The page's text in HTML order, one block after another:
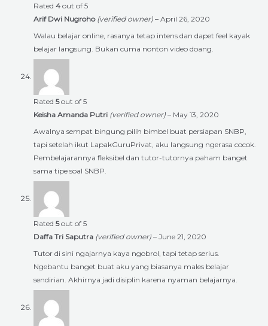
Rated 4 out of 5
Arif Dwi Nugroho (verified owner) – April 26, 2020
Walau belajar online, rasanya tetap intens dan dapet feel kayak
belajar langsung. Bukan cuma nonton video doang.
Rated 5out of 5
Keisha Amanda Putri (verified owner) – May 13, 2020
Awalnya sempat bingung pilih bimbel buat persiapan SNBP,
tapi setelah ikut LapakGuruPrivat, aku langsung ngerasa cocok.
Pembelajarannya fleksibel dan tutor-tutornya paham banget
sama tipe soal SNBP.
Rated 5out of 5
Daffa Tri Saputra (verified owner) – June 21, 2020
Tutor di sini ngajarnya kaya ngobrol, tapi tetap serius.
Ngebantu banget buat aku yang biasanya males belajar
sendirian. Akhirnya jadi disiplin karena nyaman belajarnya.